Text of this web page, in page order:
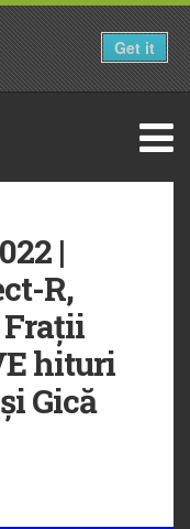
|
R,
hituri
Gică
Get it